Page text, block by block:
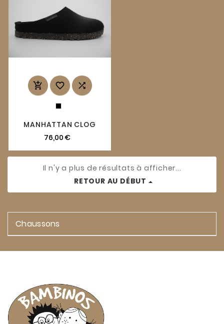
  
MANHATTAN CLOG
76,00 €
Il n'y a plus de résultats à afficher...
RETOUR AU DÉBUT
Chaussons